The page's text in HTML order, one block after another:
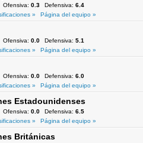
Ofensiva: 0.3 Defensiva: 6.4
»
Página del equipo »
Ofensiva: 0.0 Defensiva: 5.1
»
Página del equipo »
Ofensiva: 0.0 Defensiva: 6.0
»
Página del equipo »
Estadounidenses
Ofensiva: 0.0 Defensiva: 6.5
»
Página del equipo »
Británicas